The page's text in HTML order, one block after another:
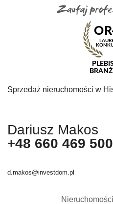
Sprzedaż nieruchomości w
Dariusz Makos
+48 660 469 500
d.makos@investdom.pl